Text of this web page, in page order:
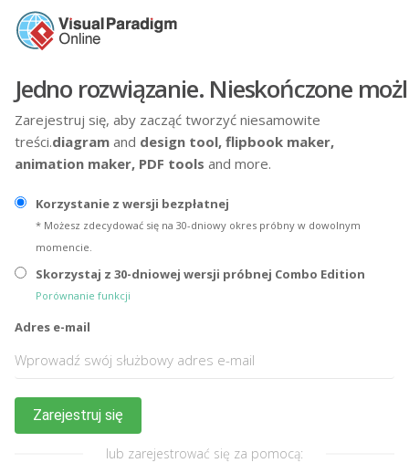
Jedno rozwiązanie. Nieskończone
Zarejestruj się, aby zacząć tworzyć niesamowite
treści.diagram and design tool, flipbook maker,
animation maker, PDF tools and more.
Korzystanie z wersji bezpłatnej
* Możesz zdecydować się na 30-dniowy okres próbny w dowolnym
momencie.
Skorzystaj z 30-dniowej wersji próbnej Combo Edition
Porównanie funkcji
Adres e-mail
Zarejestruj się
lub zarejestrować się za pomocą: